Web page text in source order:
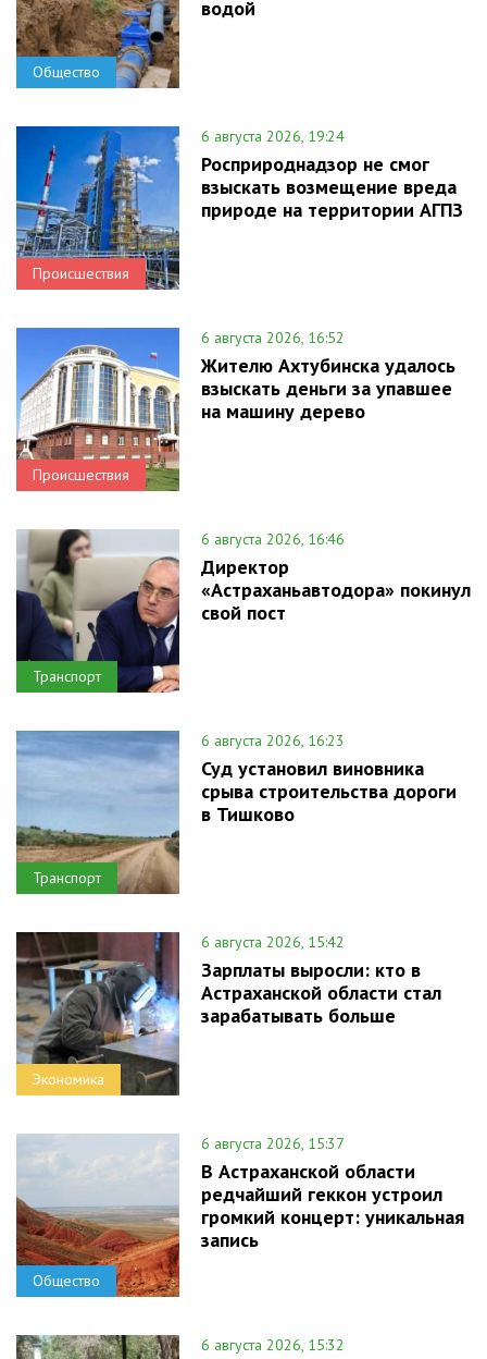
Общество
водой
Происшествия
6 августа 2026, 19:24
Росприроднадзор не смог
взыскать возмещение вреда
природе на территории АГПЗ
Происшествия
6 августа 2026, 16:52
Жителю Ахтубинска удалось
взыскать деньги за упавшее
на машину дерево
Транспорт
6 августа 2026, 16:46
Директор
«Астраханьавтодора» покинул
свой пост
Транспорт
6 августа 2026, 16:23
Суд установил виновника
срыва строительства дороги
в Тишково
Экономика
6 августа 2026, 15:42
Зарплаты выросли: кто в
Астраханской области стал
зарабатывать больше
Общество
6 августа 2026, 15:37
В Астраханской области
редчайший геккон устроил
громкий концерт: уникальная
запись
6 августа 2026, 15:32